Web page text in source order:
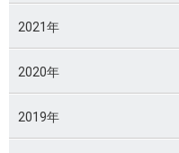
2021年
2020年
2019年